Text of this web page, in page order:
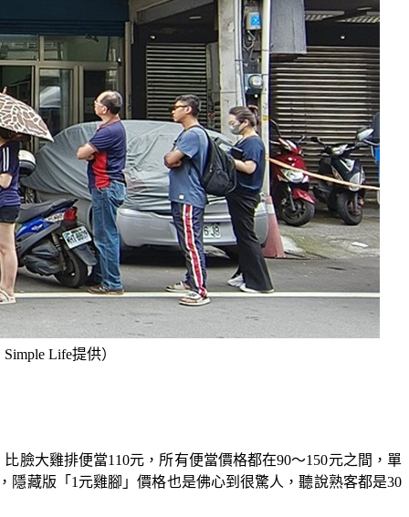
Life提供）
臉大雞排便當110元，所有便當價格都在90～150元之間，單
藏版「1元雞腳」價格也是佛心到很驚人，聽說熟客都是30